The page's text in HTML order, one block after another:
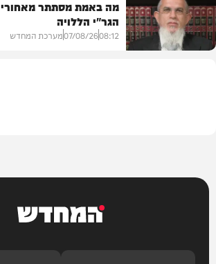
וידאו
מה באמת מסתתר מאחורי
הגר"י הללויה
08:12
07/08/26מערכת המחדש
המחדש